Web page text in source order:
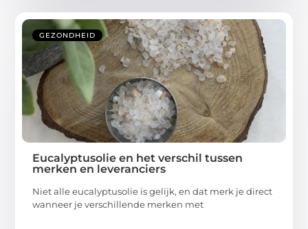
GEZONDHEID
Eucalyptusolie en het verschil tussen
merken en leveranciers
Niet alle eucalyptusolie is gelijk, en dat merk je direct
wanneer je verschillende merken met